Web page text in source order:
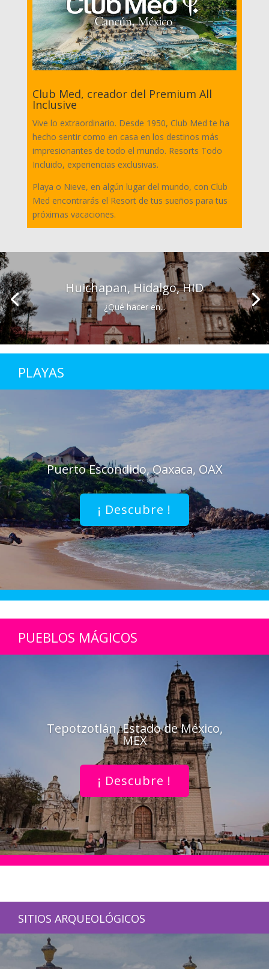
Club Med, creador del Premium All
Inclusive
Vive lo extraordinario. Desde 1950, Club Med te ha
hecho sentir como en casa en los destinos más
impresionantes de todo el mundo. Resorts Todo
Incluido, experiencias exclusivas.
Playa o Nieve, en algún lugar del mundo, con Club
Med encontrarás el Resort de tus sueños para tus
próximas vacaciones.
Huichapan, Hidalgo, HID
¿Qué hacer en...
PLAYAS
Puerto Escondido, Oaxaca, OAX
¡ Descubre !
PUEBLOS MÁGICOS
Tepotzotlán, Estado de México,
MEX
¡ Descubre !
SITIOS ARQUEOLÓGICOS